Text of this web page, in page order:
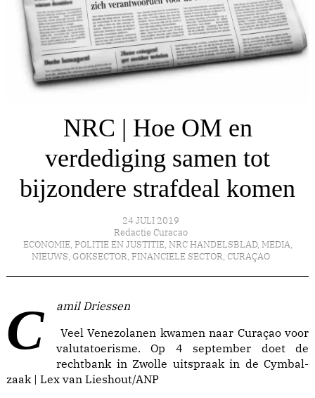
NRC | Hoe OM en
verdediging samen tot
bijzondere strafdeal komen
24 JULI 2019
Redactie Curacao
ECONOMIE, POLITIE EN JUSTITIE, NRC HANDELSBLAD, MEDIA,
NIEUWS, GOKSECTOR, FINANCIELE SECTOR, CURAÇAO
Camil Driessen
Veel Venezolanen kwamen naar Curaçao voor
valutatoerisme. Op 4 september doet de
rechtbank in Zwolle uitspraak in de Cymbal-
zaak | Lex van Lieshout/ANP